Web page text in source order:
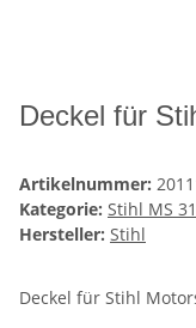
Deckel für
Artikelnummer:
Kategorie: Stihl MS
Hersteller: Stihl
Deckel für Stihl